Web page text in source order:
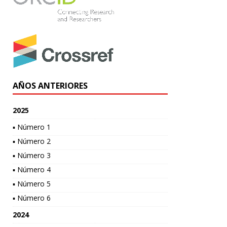
AÑOS ANTERIORES
2025
▪ Número 1
▪ Número 2
▪ Número 3
▪ Número 4
▪ Número 5
▪ Número 6
2024